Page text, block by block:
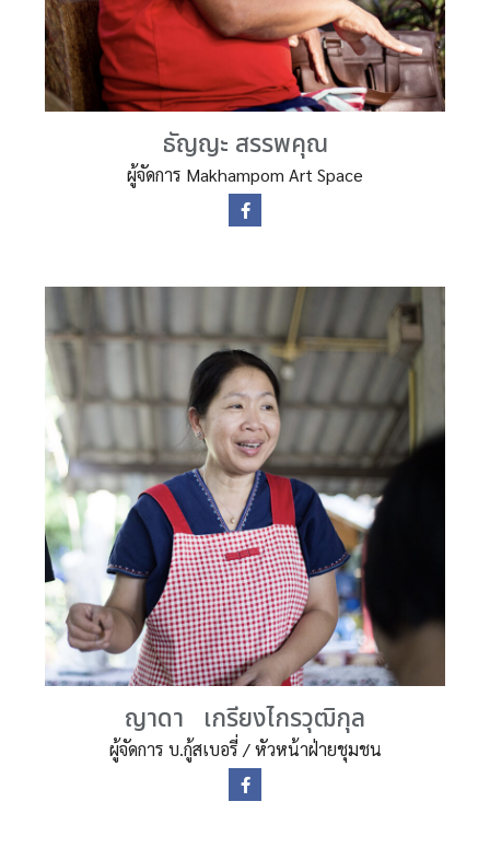
ธัญญะ สรรพคุณ
ผู้จัดการ Makhampom Art Space
ญาดา เกรียงไกรวุฒิกุล
ผู้จัดการ บ.กู้สเบอรี่ / หัวหน้าฝ่ายชุมชน